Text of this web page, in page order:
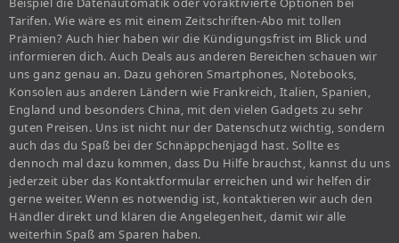
Tarifen. Wie wäre es mit einem Zeitschriften-Abo mit tollen
Prämien? Auch hier haben wir die Kündigungsfrist im Blick und
informieren dich. Auch Deals aus anderen Bereichen schauen wir
uns ganz genau an. Dazu gehören Smartphones, Notebooks,
Konsolen aus anderen Ländern wie Frankreich, Italien, Spanien,
England und besonders China, mit den vielen Gadgets zu sehr
guten Preisen. Uns ist nicht nur der Datenschutz wichtig, sondern
auch das du Spaß bei der Schnäppchenjagd hast. Sollte es
dennoch mal dazu kommen, dass Du Hilfe brauchst, kannst du uns
jederzeit über das Kontaktformular erreichen und wir helfen dir
gerne weiter. Wenn es notwendig ist, kontaktieren wir auch den
Händler direkt und klären die Angelegenheit, damit wir alle
weiterhin Spaß am Sparen haben.